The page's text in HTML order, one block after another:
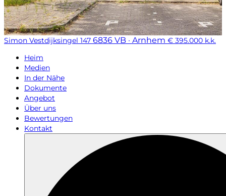
Simon Vestdijksingel 147 6836 VB · Arnhem € 395.000 k.k.
Heim
Medien
In der Nähe
Dokumente
Angebot
Über uns
Bewertungen
Kontakt